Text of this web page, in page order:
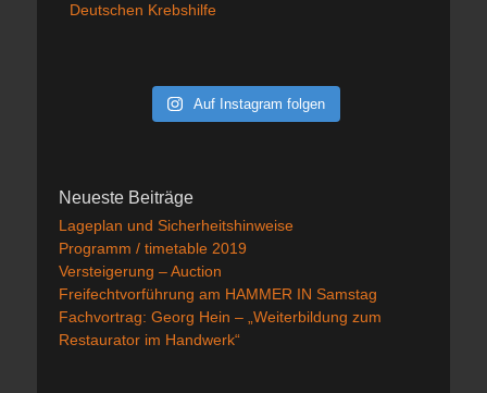
Deutschen Krebshilfe
Auf Instagram folgen
Neueste Beiträge
Lageplan und Sicherheitshinweise
Programm / timetable 2019
Versteigerung – Auction
Freifechtvorführung am HAMMER IN Samstag
Fachvortrag: Georg Hein – „Weiterbildung zum
Restaurator im Handwerk“